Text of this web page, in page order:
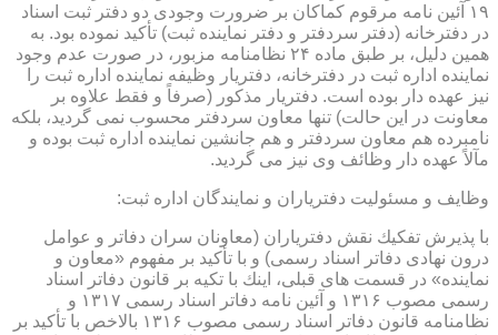
۱۹ آئین نامه مرقوم كماكان بر ضرورت وجودی دو دفتر ثبت اسناد
در دفترخانه (دفتر سردفتر و دفتر نماینده ثبت) تأكید نموده بود. به
همین دلیل، بر طبق ماده ۲۴ نظامنامه مزبور، در صورت عدم وجود
نماینده اداره ثبت در دفترخانه، دفتریار وظیفه نماینده اداره ثبت را
نیز عهده دار بوده است. دفتریار مذكور (صرفاً و فقط علاوه بر
معاونت در این حالت) تنها معاون سردفتر محسوب نمی گردید، بلكه
نامبرده هم معاون سردفتر و هم جانشین نماینده اداره ثبت بوده و
مآلاً عهده دار وظائف وی نیز می گردید.
وظایف و مسئولیت دفتریاران و نمایندگان اداره ثبت:
با پذیرش تفكیك نقش دفتریاران (معاونان سران دفاتر و عوامل
درون نهادی دفاتر اسناد رسمی) و با تأكید بر مفهوم «معاون و
نماینده» در قسمت های قبلی، اینك با تكیه بر قانون دفاتر اسناد
رسمی مصوب ۱۳۱۶ و آئین نامه دفاتر اسناد رسمی ۱۳۱۷ و
نظامنامه قانون دفاتر اسناد رسمی مصوب ۱۳۱۶ بالاخص با تأكید بر